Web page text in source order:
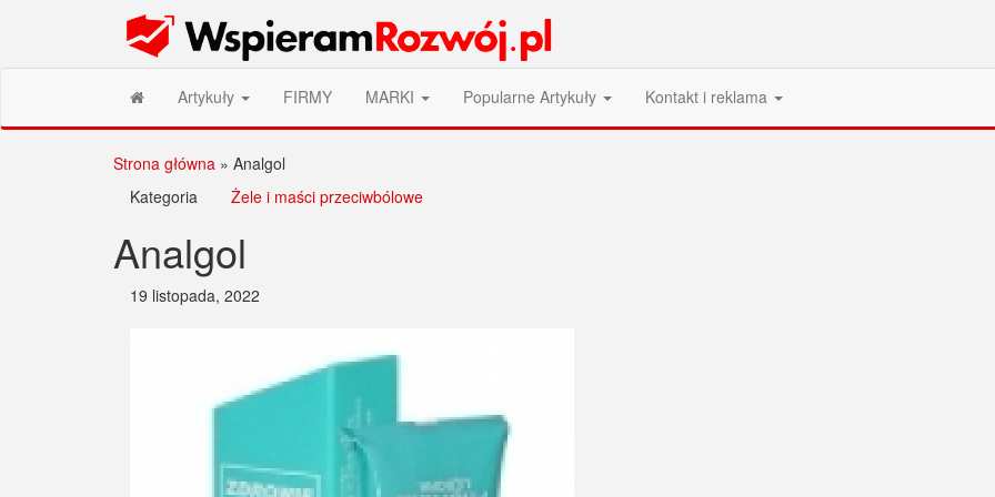
Wspieram Rozwój PL
Artykuły FIRMY MARKI Popularne Artykuły Kontakt i reklama
Strona główna » Analgol
Kategoria
Żele i maści przeciwbólowe
Analgol
19 listopada, 2022